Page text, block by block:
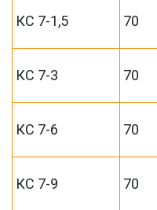
КС 7-1,5 70
КС 7-3 70
КС 7-6 70
КС 7-9 70